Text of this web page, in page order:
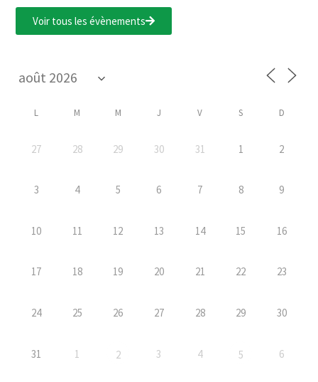
Voir tous les évènements
L M M J V S D
27 28 29 30 31 1 2
3 4 5 6 7 8 9
10 11 12 13 14 15 16
17 18 19 20 21 22 23
24 25 26 27 28 29 30
31 1 2 3 4 5 6